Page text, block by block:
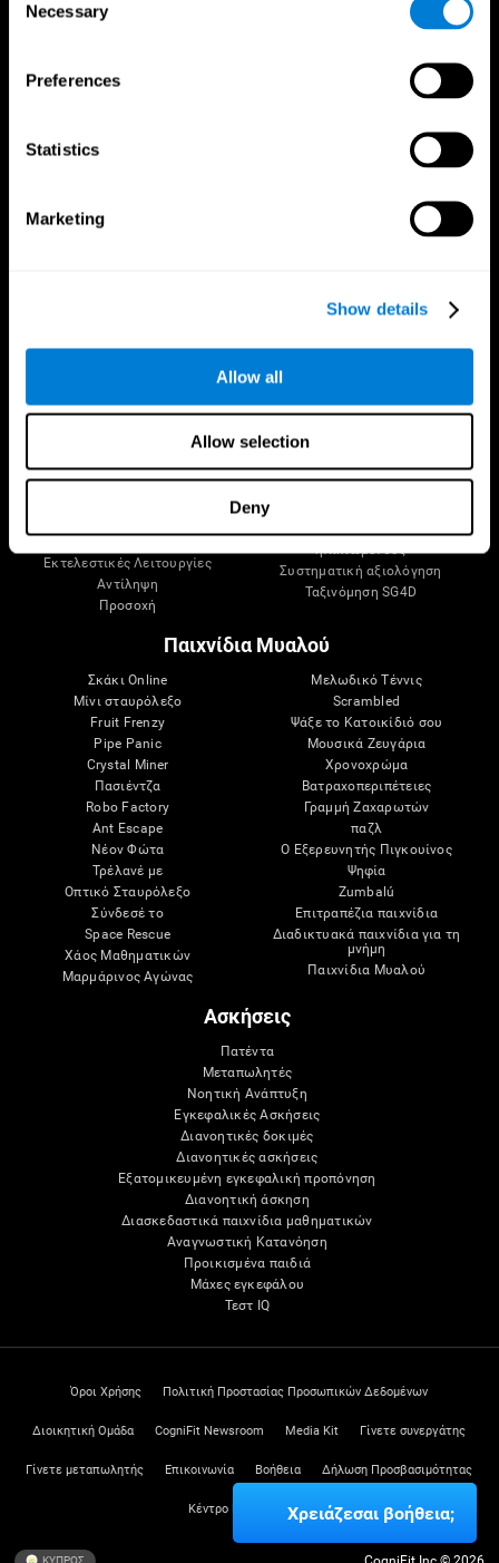
Selection
Necessary
Preferences
Statistics
Marketing
Show details
Allow all
Allow selection
Deny
Μέρη του εγκεφάλου
Νόηση
Εκτελεστικές Λειτουργίες
Αντίληψη
Προσοχή
Παιχνίδια Υπολογιστή
Ολιστική Αξιολόγηση
Προπόνηση για Ηλικιωμένους
Γνωστική κατάσταση σε
ηλικιωμένους
Συστηματική αξιολόγηση
Ταξινόμηση SG4D
Παιχνίδια Μυαλού
Σκάκι Online
Μίνι σταυρόλεξο
Fruit Frenzy
Pipe Panic
Crystal Miner
Πασιέντζα
Robo Factory
Ant Escape
Νέον Φώτα
Τρέλανέ με
Οπτικό Σταυρόλεξο
Σύνδεσέ το
Space Rescue
Χάος Μαθηματικών
Μαρμάρινος Αγώνας
Μελωδικό Τέννις
Scrambled
Ψάξε το Κατοικίδιό σου
Μουσικά Ζευγάρια
Χρονοχρώμα
Βατραχοπεριπέτειες
Γραμμή Ζαχαρωτών
παζλ
Ο Εξερευνητής Πιγκουίνος
Ψηφία
Zumbalú
Επιτραπέζια παιχνίδια
Διαδικτυακά παιχνίδια για τη
μνήμη
Παιχνίδια Μυαλού
Ασκήσεις
Πατέντα
Μεταπωλητές
Νοητική Ανάπτυξη
Εγκεφαλικές Ασκήσεις
Διανοητικές δοκιμές
Διανοητικές ασκήσεις
Εξατομικευμένη εγκεφαλική προπόνηση
Διανοητική άσκηση
Διασκεδαστικά παιχνίδια μαθηματικών
Αναγνωστική Κατανόηση
Προικισμένα παιδιά
Μάχες εγκεφάλου
Τεστ IQ
Όροι Χρήσης Πολιτική Προστασίας Προσωπικών Δεδομένων
Διοικητική Ομάδα CogniFit Newsroom Media Kit Γίνετε συνεργάτης
Γίνετε μεταπωλητής Επικοινωνία Βοήθεια Δήλωση Προσβασιμότητας
Κέντρο Εμπιστοσύνης
ΚΥΠΡΟΣ
Χρειάζεσαι βοήθεια;